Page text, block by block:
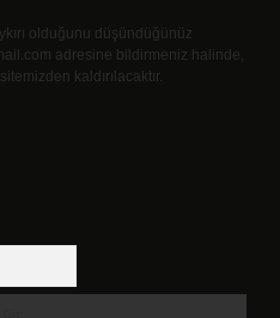
olduğunu düşündüğünüz
adresine bildirmeniz halinde,
kaldırılacaktır.